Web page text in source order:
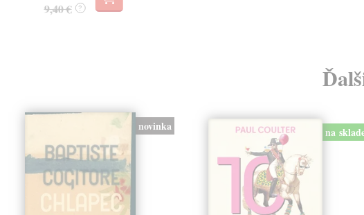
9,40 € ?
novinka na